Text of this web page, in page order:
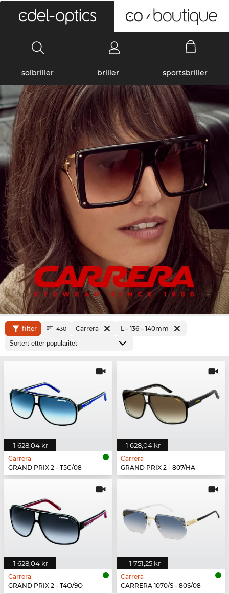
solbriller briller sportsbriller
filter 430 Carrera L - 136 – 140mm
1 628,04 kr
Carrera
GRAND PRIX 2 - T5C/08
1 628,04 kr
Carrera
GRAND PRIX 2 - 807/HA
1 628,04 kr
Carrera
GRAND PRIX 2 - T4O/9O
1 751,25 kr
Carrera
CARRERA 1070/S - 80S/08